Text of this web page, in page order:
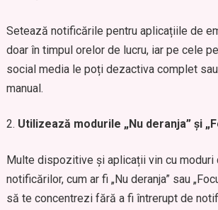
Setează notificările pentru aplicațiile de
doar în timpul orelor de lucru, iar pe cele
social media le poți dezactiva complet
manual.
Utilizează modurile „Nu deranja” și
Multe dispozitive și aplicații vin cu moduri
notificărilor, cum ar fi „Nu deranja” sau
să te concentrezi fără a fi întrerupt de